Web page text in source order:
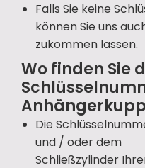
Falls Sie keine
können Sie uns
zukommen lassen.
Wo finden Sie
Die
und / oder dem
Schließzylinder